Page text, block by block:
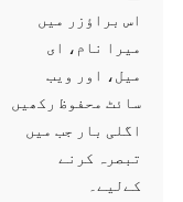
اس براؤزر میں
میرا نام، ای
میل، اور ویب
سائٹ محفوظ رکھیں
اگلی بار جب میں
تبصرہ کرنے
کےلیے۔